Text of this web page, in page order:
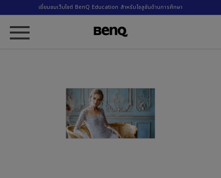
เยี่ยมชมเว็บไซต์ BenQ Education สำหรับโซลูชันด้านการศึกษา